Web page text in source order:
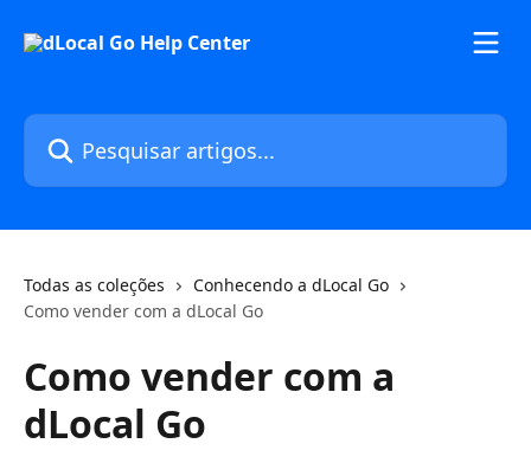
Pesquisar artigos...
Todas as coleções
Conhecendo a dLocal Go
Como vender com a dLocal Go
Como vender com a
dLocal Go